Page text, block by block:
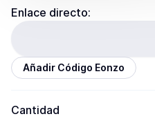
Enlace directo:
Añadir Código Eonzo
Cantidad